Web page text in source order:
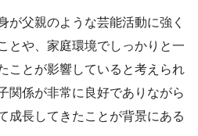
が父親のような芸能活動に強く
とや、家庭環境でしっかりと一
ことが影響していると考えられ
関係が非常に良好でありながら
成長してきたことが背景にある